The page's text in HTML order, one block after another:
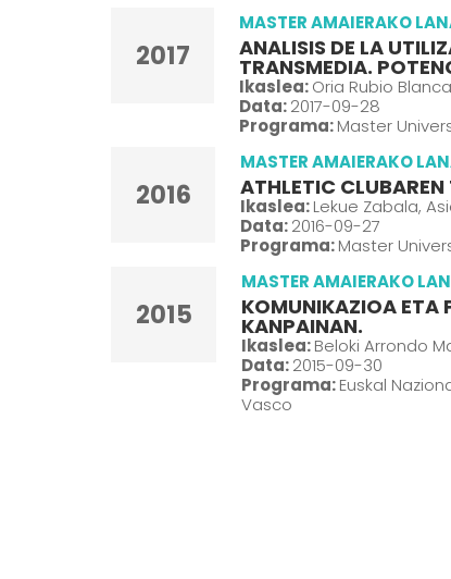
2017
MASTER AMAIERAKO
ANALISIS DE LA
TRANSMEDIA.
Ikaslea:Oria Rubio Blanca
Data:2017-09-28
Programa:Master
2016
MASTER AMAIERAKO
ATHLETIC
Ikaslea:Lekue Zabala,
Data:2016-09-27
Programa:Master
2015
MASTER AMAIERAKO
KOMUNIKAZIOA ETA
KANPAINAN.
Ikaslea:Beloki Arrondo
Data:2015-09-30
Programa:Euskal
Vasco